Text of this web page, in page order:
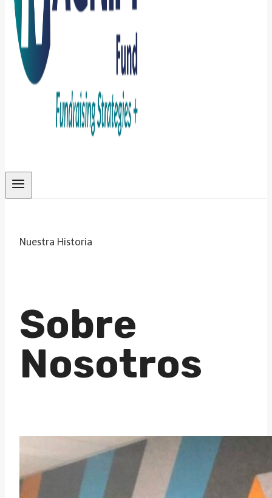
Nuestra Historia
Sobre
Nosotros